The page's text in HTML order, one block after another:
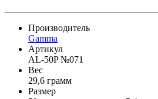
Производитель
Gamma
Артикул
AL-50P №071
Вес
29,6 грамм
Размер